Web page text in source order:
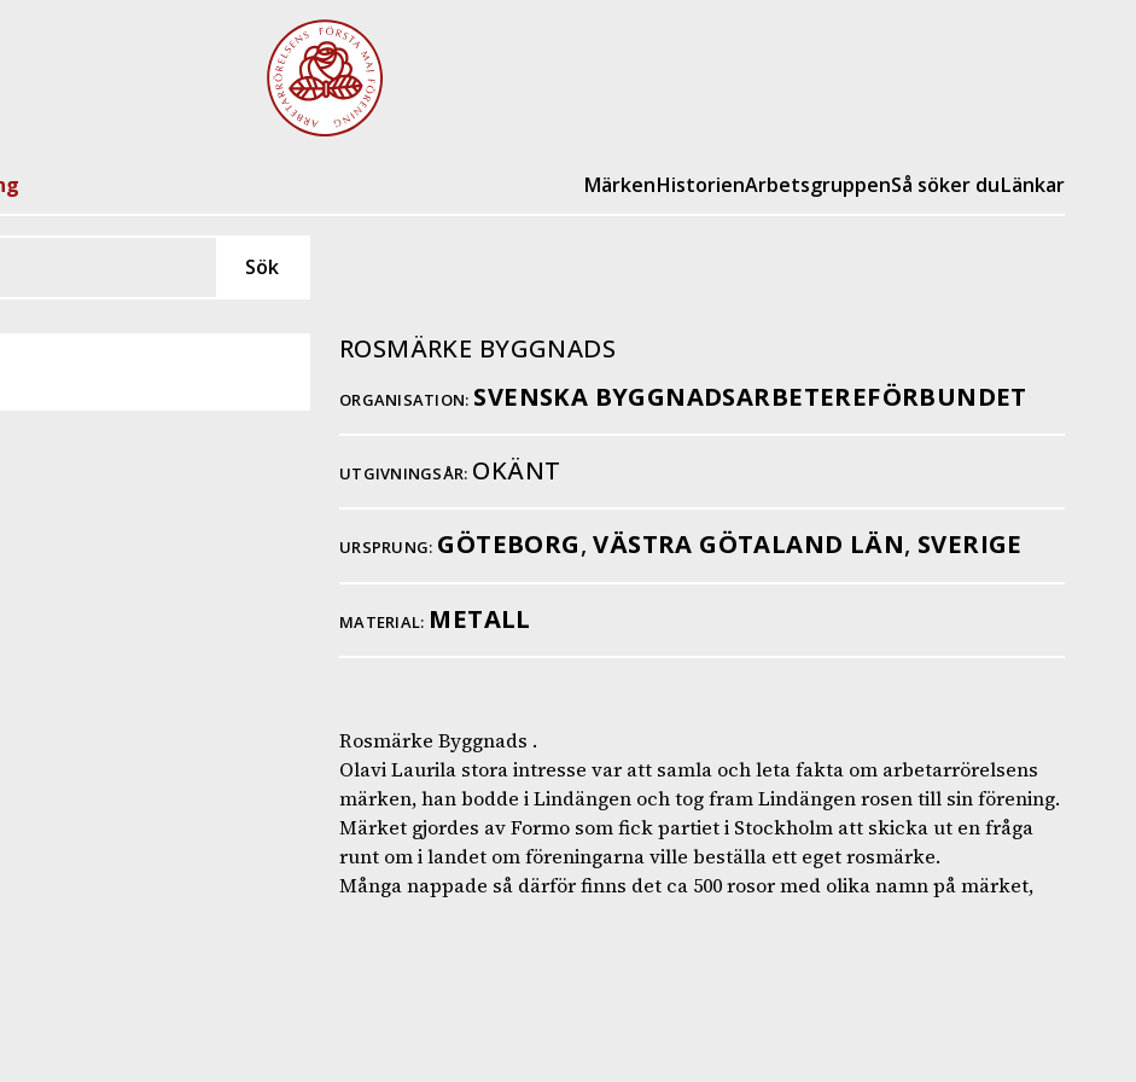
MärkenHistorienArbetsgruppenSå söker duLänkar
ROSMÄRKE BYGGNADS
ORGANISATION: SVENSKA BYGGNADSARBETEREFÖRBUNDET
UTGIVNINGSÅR: OKÄNT
URSPRUNG: GÖTEBORG,VÄSTRA GÖTALAND LÄN, SVERIGE
MATERIAL: METALL
Rosmärke Byggnads .
Olavi Laurila stora intresse var att samla och leta fakta om arbetarrörelsens
märken, han bodde i Lindängen och tog fram Lindängen rosen till sin förening.
Märket gjordes av Formo som fick partiet i Stockholm att skicka ut en fråga
runt om i landet om föreningarna ville beställa ett eget rosmärke.
Många nappade så därför finns det ca 500 rosor med olika namn på märket,